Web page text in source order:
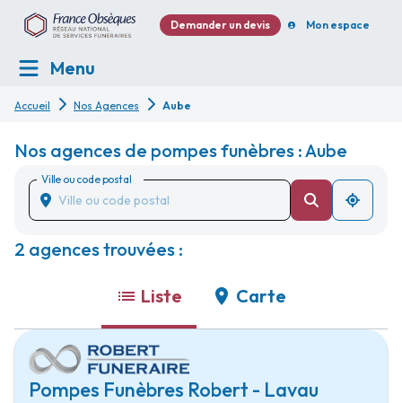
Demander un devis Mon espace
Menu
Accueil Nos Agences Aube
Nos agences de pompes funèbres : Aube
Ville ou code postal
2 agences trouvées :
Liste Carte
Pompes Funèbres Robert - Lavau